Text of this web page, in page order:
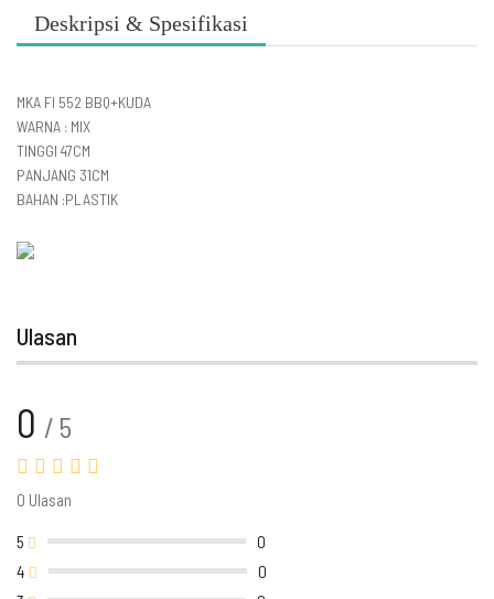
Deskripsi & Spesifikasi
MKA FI 552 BBQ+KUDA
WARNA : MIX
TINGGI 47CM
PANJANG 31CM
BAHAN :PLASTIK
Ulasan
0 / 5
0 Ulasan
5
0
4
0